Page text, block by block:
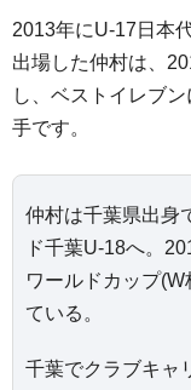
2013年にU-17日本
出場した仲村は、
し、ベストイレブ
手です。
仲村は千葉県出身
ド千葉U-18へ。
ワールドカップ
ている。
千葉でクラブキャ